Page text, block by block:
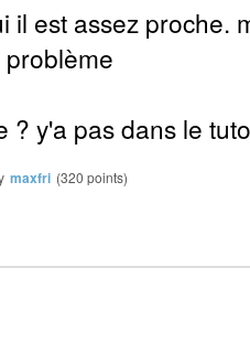
il est assez proche.
? y'a pas dans le
maxfri (320 points)